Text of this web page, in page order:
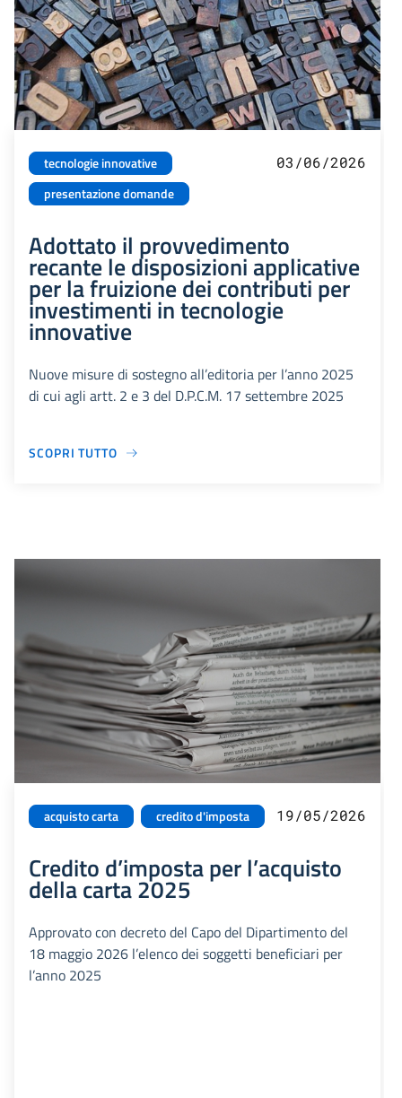
tecnologie innovative
presentazione domande
03/06/2026
Adottato il provvedimento
recante le disposizioni applicative
per la fruizione dei contributi per
investimenti in tecnologie
innovative
Nuove misure di sostegno all’editoria per l’anno 2025
di cui agli artt. 2 e 3 del D.P.C.M. 17 settembre 2025
SCOPRI TUTTO
acquisto carta credito d'imposta 19/05/2026
Credito d’imposta per l’acquisto
della carta 2025
Approvato con decreto del Capo del Dipartimento del
18 maggio 2026 l’elenco dei soggetti beneficiari per
l’anno 2025